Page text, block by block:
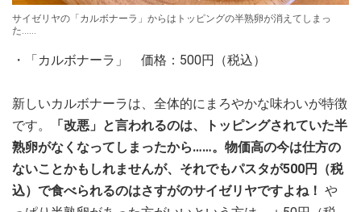
サイゼリヤの「カルボナーラ」からはトッピングの半熟卵が消えてしまっ
た……
・「カルボナーラ」 価格：500円（税込）
新しいカルボナーラは、全体的にまろやかな味わいが特徴
です。
「改悪」と言われるのは、トッピングされていた半
熟卵がなくなってしまったから……。 物価高の今は仕方の
ないことかもしれませんが、それでもパスタが500円（税
込）で食べられるのはさすがのサイゼリヤですよね！ や